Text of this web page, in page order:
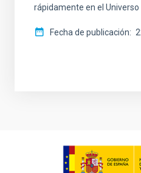
rápidamente en el
Fecha de publicación